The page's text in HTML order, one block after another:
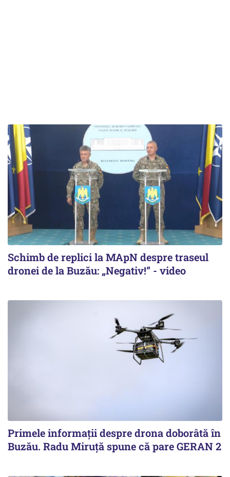
Schimb de replici la MApN despre traseul
dronei de la Buzău: „Negativ!” - video
Primele informaţii despre drona doborâtă în
Buzău. Radu Miruţă spune că pare GERAN 2